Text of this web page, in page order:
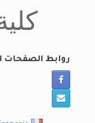
روابط الصفحات